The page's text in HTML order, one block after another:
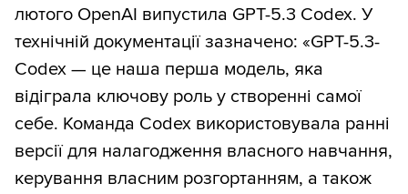
лютого OpenAI випустила GPT-5.3 Codex. У
технічній документації зазначено: «GPT-5.3-
Codex — це наша перша модель, яка
відіграла ключову роль у створенні самої
себе. Команда Codex використовувала ранні
версії для налагодження власного навчання,
керування власним розгортанням, а також